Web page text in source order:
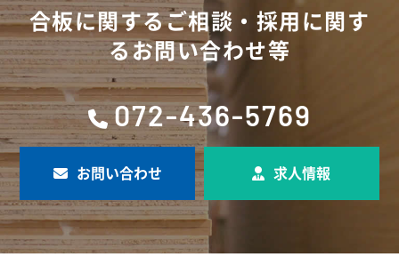
合板に関するご相談・採用に関す
るお問い合わせ等
072-436-5769
お問い合わせ 求人情報